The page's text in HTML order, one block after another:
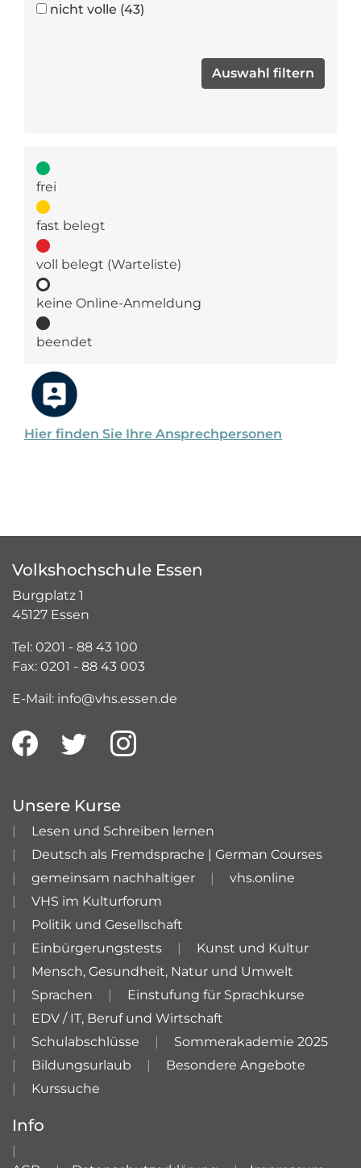
Hier finden Sie Ihre Ansprechpersonen
nicht volle (43)
frei
fast belegt
voll belegt (Warteliste)
keine Online-Anmeldung
beendet
Volkshochschule Essen
Burgplatz 1
45127 Essen
Tel: 0201 - 88 43 100
Fax: 0201 - 88 43 003
E-Mail: info@vhs.essen.de
Unsere Kurse
Lesen und Schreiben lernen
Deutsch als Fremdsprache | German Courses
gemeinsam nachhaltiger
vhs.online
VHS im Kulturforum
Politik und Gesellschaft
Einbürgerungstests
Kunst und Kultur
Mensch, Gesundheit, Natur und Umwelt
Sprachen
Einstufung für Sprachkurse
EDV / IT, Beruf und Wirtschaft
Schulabschlüsse
Sommerakademie 2025
Bildungsurlaub
Besondere Angebote
Kurssuche
Info